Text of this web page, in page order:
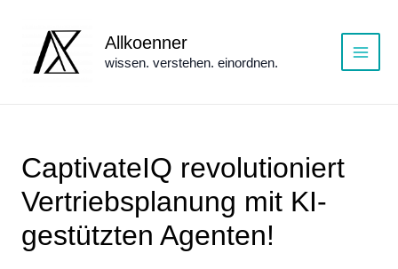
springen
Allkoenner
wissen. verstehen. einordnen.
Main
CaptivateIQ revolutioniert
Vertriebsplanung mit KI-
gestützten Agenten!